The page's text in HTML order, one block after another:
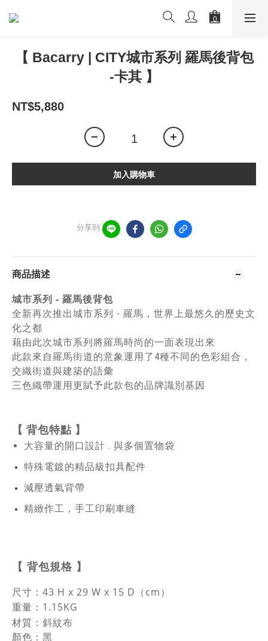
【 Bacarry | CITY城市系列 羅馬後背包
-卡其 】
NT$5,880
加入購物車
分享到
商品描述
城市系列 - 羅馬後背包
全新再次推出城市系列 - 羅馬，世界上最悠久的歷史文
化之都
藉由此次城市系列將羅馬時尚的一面表現出來
此款來自羅馬街道的意象運用了4種不同的色彩組合，
交織街道與建築的語彙
三色織帶運用更賦予此款包的品牌識別基因
【 背包特點 】
大容量的開口設計 . 與多個置物袋
特殊電鍍的精品級扣具配件
減壓透氣背帶
精緻作工，手工印刷車縫
【 背包規格 】
尺寸： 43 H x 29 W x 15 D（cm）
重量：1.15KG
材質：斜紋布
顏色：黑